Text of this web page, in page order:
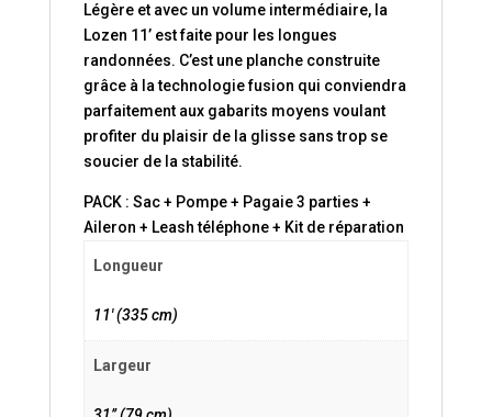
Légère et avec un volume intermédiaire, la
Lozen 11’ est faite pour les longues
randonnées. C’est une planche construite
grâce à la technologie fusion qui conviendra
parfaitement aux gabarits moyens voulant
profiter du plaisir de la glisse sans trop se
soucier de la stabilité.
PACK : Sac + Pompe + Pagaie 3 parties +
Aileron + Leash téléphone + Kit de réparation
Longueur
11′ (335 cm)
Largeur